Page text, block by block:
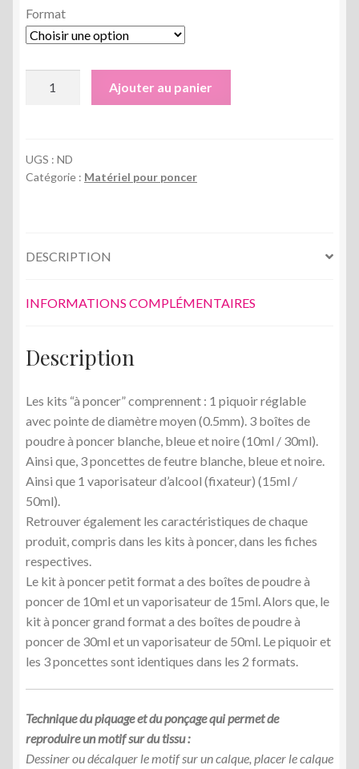
Format
poncer
Ajouter au panier
UGS : ND
Catégorie : Matériel pour poncer
DESCRIPTION
INFORMATIONS COMPLÉMENTAIRES
Description
Les kits “à poncer” comprennent : 1 piquoir réglable
avec pointe de diamètre moyen (0.5mm). 3 boîtes de
poudre à poncer blanche, bleue et noire (10ml / 30ml).
Ainsi que, 3 poncettes de feutre blanche, bleue et noire.
Ainsi que 1 vaporisateur d’alcool (fixateur) (15ml /
50ml).
Retrouver également les caractéristiques de chaque
produit, compris dans les kits à poncer, dans les fiches
respectives.
Le kit à poncer petit format a des boîtes de poudre à
poncer de 10ml et un vaporisateur de 15ml. Alors que, le
kit à poncer grand format a des boîtes de poudre à
poncer de 30ml et un vaporisateur de 50ml. Le piquoir et
les 3 poncettes sont identiques dans les 2 formats.
Technique du piquage et du ponçage qui permet de
reproduire un motif sur du tissu :
Dessiner ou décalquer le motif sur un calque, placer le calque